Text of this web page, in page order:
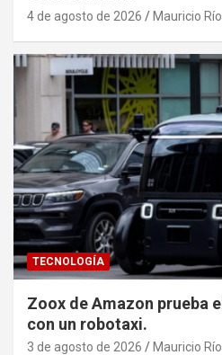
4 de agosto de 2026 Mauricio
TECNOLOGÍA
Zoox de Amazon prueba
con un robotaxi.
3 de agosto de 2026 Mauricio